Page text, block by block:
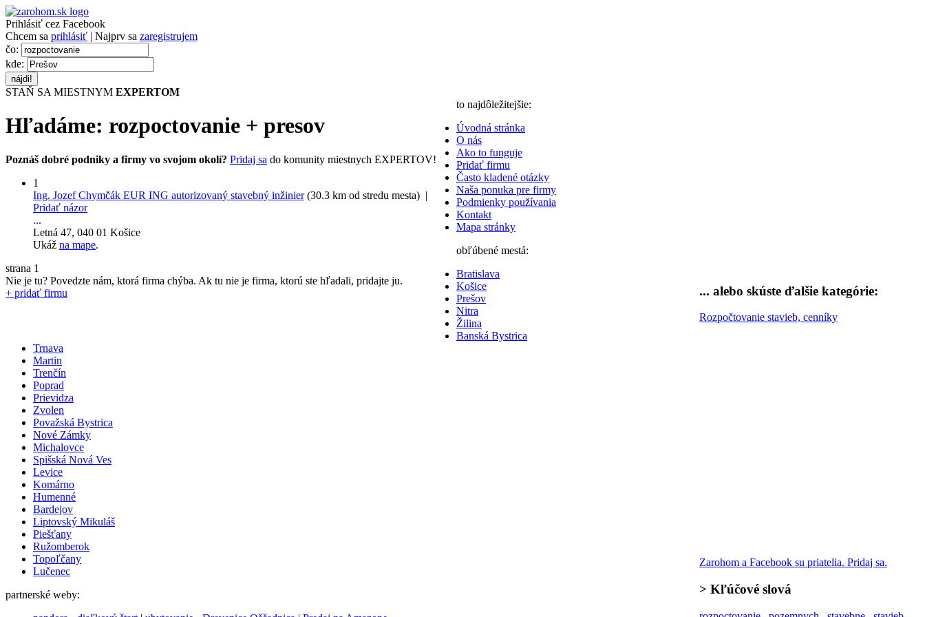
Prihlásiť cez Facebook
Chcem sa prihlásiť | Najprv sa zaregistrujem
čo:
kde:
STAŇ SA MIESTNYM EXPERTOM
Hľadáme: rozpoctovanie + presov
Poznáš dobré podniky a firmy vo svojom okolí? Pridaj sa do komunity miestnych EXPERTOV!
1
Ing. Jozef Chymčák EUR ING autorizovaný stavebný inžinier (30.3 km od stredu mesta) |
Pridať názor
...
Letná 47, 040 01 Košice
Ukáž na mape.
strana 1
Nie je tu? Povedzte nám, ktorá firma chýba. Ak tu nie je firma, ktorú ste hľadali, pridajte ju.
+ pridať firmu
... alebo skúste ďalšie kategórie:
Rozpočtovanie stavieb, cenníky
Zarohom a Facebook su priatelia. Pridaj sa.
> Kľúčové slová
to najdôležitejšie:
Úvodná stránka
O nás
Ako to funguje
Pridať firmu
Často kladené otázky
Naša ponuka pre firmy
Podmienky používania
Kontakt
Mapa stránky
obľúbené mestá:
Bratislava
Košice
Prešov
Nitra
Žilina
Banská Bystrica
Trnava
Martin
Trenčín
Poprad
Prievidza
Zvolen
Považská Bystrica
Nové Zámky
Michalovce
Spišská Nová Ves
Levice
Komárno
Humenné
Bardejov
Liptovský Mikuláš
Piešťany
Ružomberok
Topoľčany
Lučenec
partnerské weby: